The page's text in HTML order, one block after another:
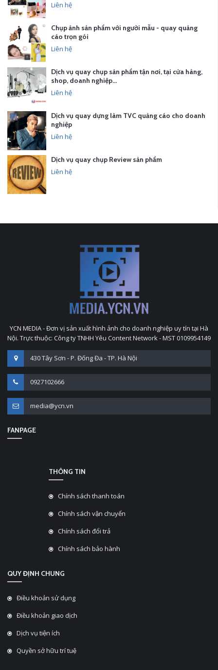
Liên hệ
Chụp ảnh sản phẩm với người mẫu - quay quảng
cáo trọn gói
Liên hệ
Dịch vụ quay chụp sản phẩm tận nơi, tại cửa hàng,
shop, doanh nghiệp…
Liên hệ
Dịch vụ quay dựng làm TVC quảng cáo cho doanh
nghiệp
Liên hệ
Dịch vụ quay chụp Review sản phẩm
Liên hệ
YCN MEDIA - Đơn vị sản xuất hình ảnh cho doanh nghiệp uy tín tại Hà
Nội. Trực thuộc: Công ty TNHH Yêu Content Network - MST 0109954149
430 Tây Sơn - P. Đống Đa - TP. Hà Nội
0927102666
media@ycn.vn
FANPAGE
THÔNG TIN
Chính sách thanh toán
Chính sách vận chuyển
Chính sách đổi trả
Chính sách bảo hành
QUY ĐỊNH CHUNG
Điều khoản sử dụng
Điều khoản giao dịch
Dịch vụ tiện ích
Quyền sở hữu trí tuệ